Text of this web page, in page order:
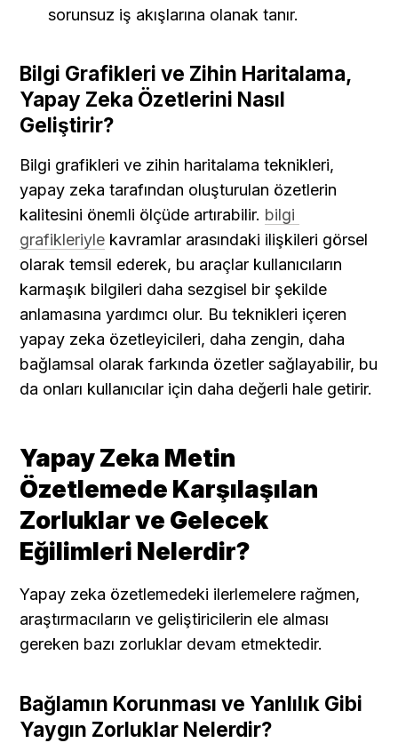
sorunsuz iş akışlarına olanak tanır.
Bilgi Grafikleri ve Zihin Haritalama,
Yapay Zeka Özetlerini Nasıl
Geliştirir?
Bilgi grafikleri ve zihin haritalama teknikleri,
yapay zeka tarafından oluşturulan özetlerin
kalitesini önemli ölçüde artırabilir. bilgi
grafikleriyle kavramlar arasındaki ilişkileri görsel
olarak temsil ederek, bu araçlar kullanıcıların
karmaşık bilgileri daha sezgisel bir şekilde
anlamasına yardımcı olur. Bu teknikleri içeren
yapay zeka özetleyicileri, daha zengin, daha
bağlamsal olarak farkında özetler sağlayabilir, bu
da onları kullanıcılar için daha değerli hale getirir.
Yapay Zeka Metin
Özetlemede Karşılaşılan
Zorluklar ve Gelecek
Eğilimleri Nelerdir?
Yapay zeka özetlemedeki ilerlemelere rağmen,
araştırmacıların ve geliştiricilerin ele alması
gereken bazı zorluklar devam etmektedir.
Bağlamın Korunması ve Yanlılık Gibi
Yaygın Zorluklar Nelerdir?